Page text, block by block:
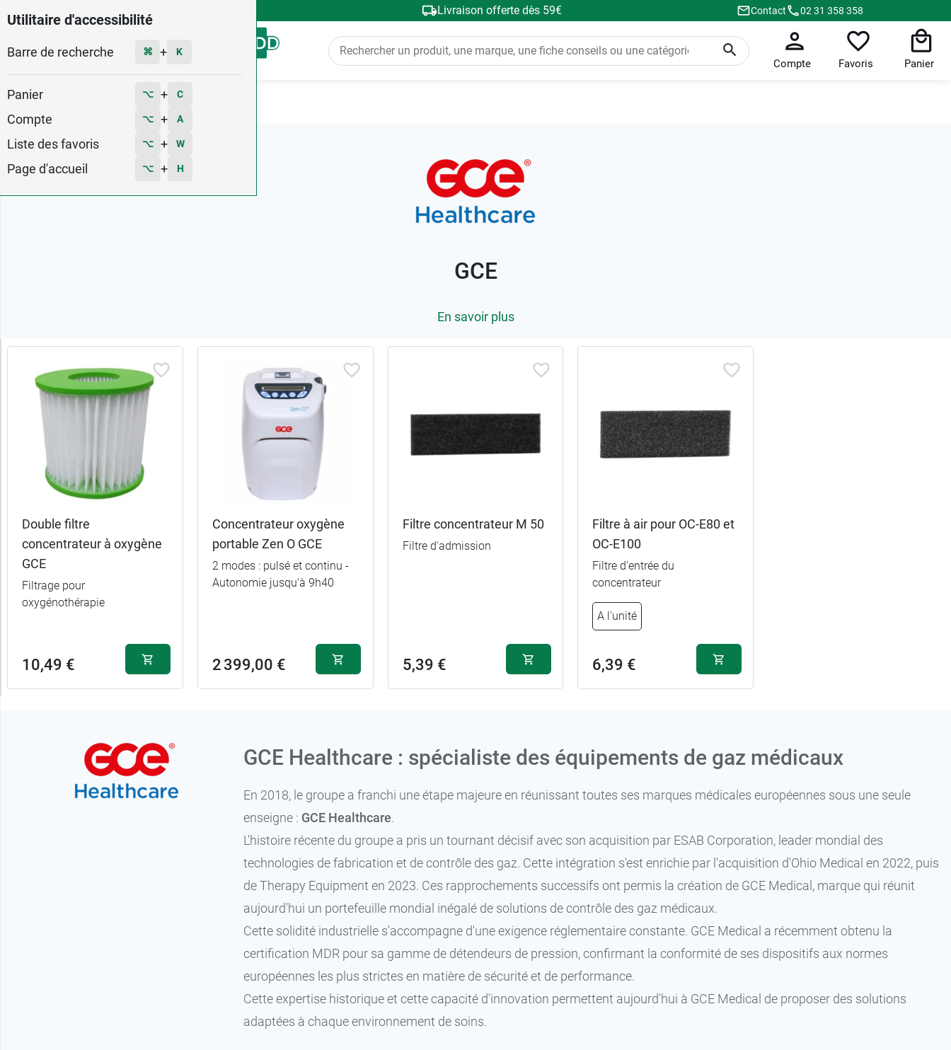
Utilitaire d'accessibilité
Barre de recherche ⌘ + K
Panier ⌥ + C
Compte ⌥ + A
Liste des favoris ⌥ + W
Page d'accueil ⌥ + H
Livraison offerte dès 59€ Contact 02 31 358 358
Menu
Compte Favoris Panier
GCE
En savoir plus
produits
Par défaut
Caractéristiques
Double filtre
concentrateur à oxygène
GCE
Filtrage pour
oxygénothérapie
10,49 €
Concentrateur oxygène
portable Zen O GCE
2 modes : pulsé et continu -
Autonomie jusqu'à 9h40
2 399,00 €
Filtre concentrateur M 50
Filtre d'admission
5,39 €
Filtre à air pour OC-E80 et
OC-E100
Filtre d'entrée du
concentrateur
A l'unité
6,39 €
GCE Healthcare : spécialiste des équipements de gaz médicaux
En 2018, le groupe a franchi une étape majeure en réunissant toutes ses marques médicales européennes sous une seule
enseigne : GCE Healthcare.
L'histoire récente du groupe a pris un tournant décisif avec son acquisition par ESAB Corporation, leader mondial des
technologies de fabrication et de contrôle des gaz. Cette intégration s'est enrichie par l'acquisition d'Ohio Medical en 2022, puis
de Therapy Equipment en 2023. Ces rapprochements successifs ont permis la création de GCE Medical, marque qui réunit
aujourd'hui un portefeuille mondial inégalé de solutions de contrôle des gaz médicaux.
Cette solidité industrielle s'accompagne d'une exigence réglementaire constante. GCE Medical a récemment obtenu la
certification MDR pour sa gamme de détendeurs de pression, confirmant la conformité de ses dispositifs aux normes
européennes les plus strictes en matière de sécurité et de performance.
Cette expertise historique et cette capacité d'innovation permettent aujourd'hui à GCE Medical de proposer des solutions
adaptées à chaque environnement de soins.